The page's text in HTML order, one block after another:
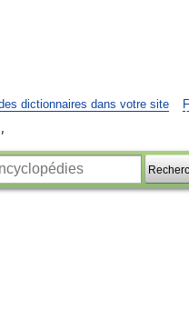
dictionnaires dans votre site